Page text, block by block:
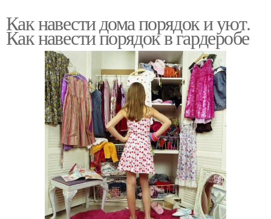
Как навести дома порядок и уют.
Как навести порядок в гардеробе